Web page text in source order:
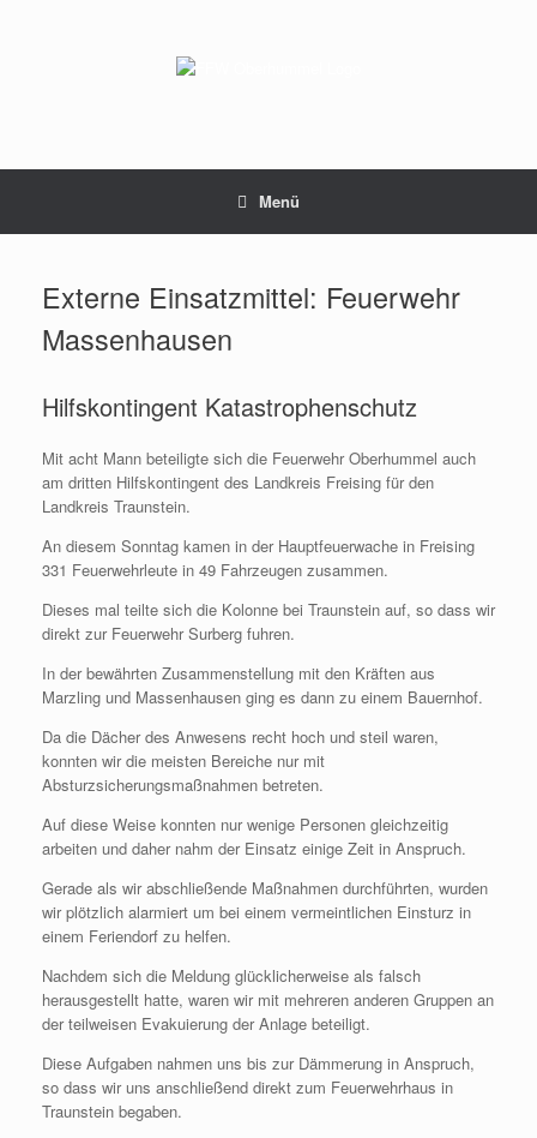
Menü
Externe Einsatzmittel: Feuerwehr
Massenhausen
Hilfskontingent Katastrophenschutz
Mit acht Mann beteiligte sich die Feuerwehr Oberhummel auch
am dritten Hilfskontingent des Landkreis Freising für den
Landkreis Traunstein.
An diesem Sonntag kamen in der Hauptfeuerwache in Freising
331 Feuerwehrleute in 49 Fahrzeugen zusammen.
Dieses mal teilte sich die Kolonne bei Traunstein auf, so dass wir
direkt zur Feuerwehr Surberg fuhren.
In der bewährten Zusammenstellung mit den Kräften aus
Marzling und Massenhausen ging es dann zu einem Bauernhof.
Da die Dächer des Anwesens recht hoch und steil waren,
konnten wir die meisten Bereiche nur mit
Absturzsicherungsmaßnahmen betreten.
Auf diese Weise konnten nur wenige Personen gleichzeitig
arbeiten und daher nahm der Einsatz einige Zeit in Anspruch.
Gerade als wir abschließende Maßnahmen durchführten, wurden
wir plötzlich alarmiert um bei einem vermeintlichen Einsturz in
einem Feriendorf zu helfen.
Nachdem sich die Meldung glücklicherweise als falsch
herausgestellt hatte, waren wir mit mehreren anderen Gruppen an
der teilweisen Evakuierung der Anlage beteiligt.
Diese Aufgaben nahmen uns bis zur Dämmerung in Anspruch,
so dass wir uns anschließend direkt zum Feuerwehrhaus in
Traunstein begaben.